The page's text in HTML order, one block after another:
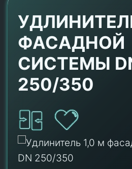
ФАСАДНОЙ
СИСТЕМЫ
250/350